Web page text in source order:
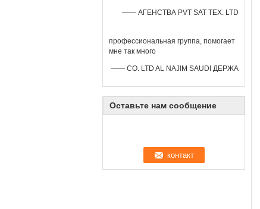
—— АГЕНСТВА PVT SAT TEX. LTD
профессиональная группа, помогает
мне так много
—— CO. LTD AL NAJIM SAUDI ДЕРЖА
Оставьте нам сообщение